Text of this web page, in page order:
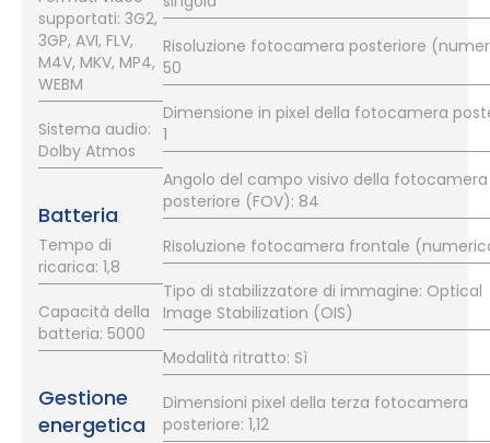
supportati: 3G2,
3GP, AVI, FLV,
M4V, MKV, MP4,
WEBM
Sistema audio:
Dolby Atmos
Batteria
Tempo di
ricarica: 1,8
Capacità della
batteria: 5000
Gestione
energetica
Risoluzione fotocamera posteriore
50
Dimensione in pixel della fotocamera
1
Angolo del campo visivo della fotocamera
posteriore (FOV): 84
Risoluzione fotocamera frontale
Tipo di stabilizzatore di immagine: Optical
Image Stabilization (OIS)
Modalità ritratto: Sì
Dimensioni pixel della terza fotocamera
posteriore: 1,12